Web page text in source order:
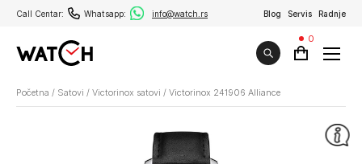
Call Centar: Whatsapp: info@watch.rs Blog Servis Radnje
0
Početna / Satovi / Victorinox satovi / Victorinox 241906 Alliance